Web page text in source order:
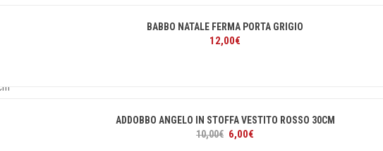
BABBO NATALE FERMA PORTA GRIGIO
12,00€
ADDOBBO ANGELO IN STOFFA VESTITO ROSSO 30CM
10,00€ Il6,00€